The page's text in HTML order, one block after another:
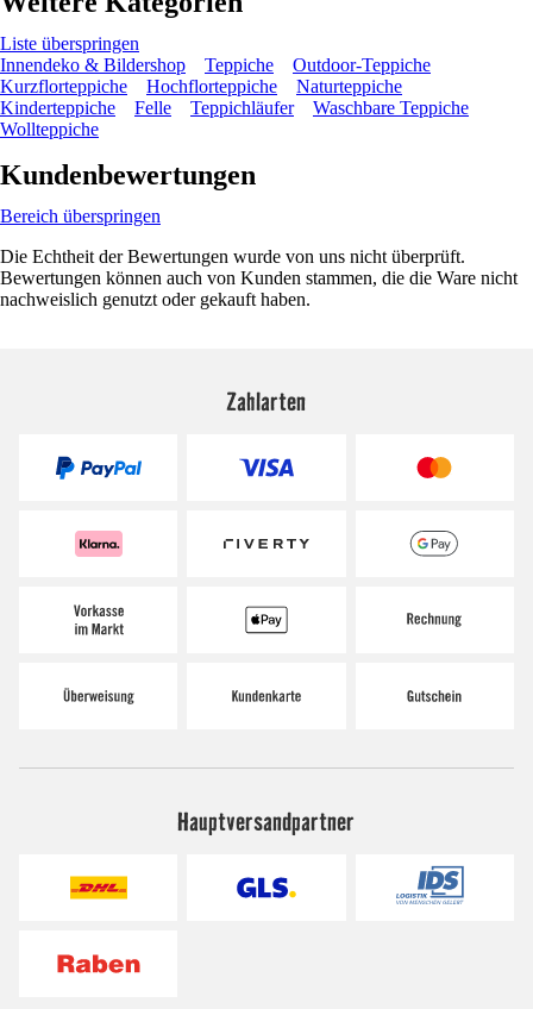
Liste überspringen
Innendeko & Bildershop
Teppiche
Outdoor-Teppiche
Kurzflorteppiche
Hochflorteppiche
Naturteppiche
Kinderteppiche
Felle Teppichläufer
Waschbare Teppiche
Wollteppiche
Kundenbewertungen
Bereich überspringen
Die Echtheit der Bewertungen wurde von uns nicht überprüft.
Bewertungen können auch von Kunden stammen, die die Ware nicht
nachweislich genutzt oder gekauft haben.
Zahlarten
Hauptversandpartner